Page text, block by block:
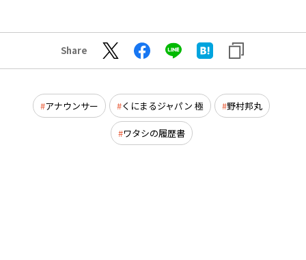
Share
アナウンサー くにまるジャパン 極 野村邦丸
ワタシの履歴書